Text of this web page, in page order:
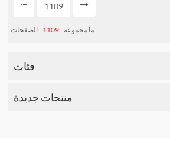
1109
ما مجموعه 1109 الصفحات
فئات
منتجات جديدة